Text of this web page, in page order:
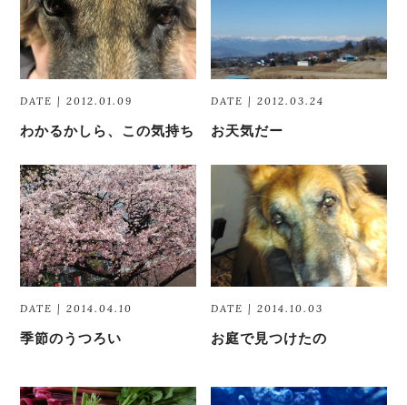
DATE | 2012.01.09
わかるかしら、この気持ち
DATE | 2012.03.24
お天気だー
DATE | 2014.04.10
季節のうつろい
DATE | 2014.10.03
お庭で見つけたの